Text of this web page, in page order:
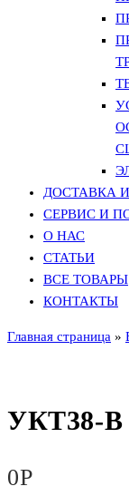
ДОСТАВКА
СЕРВИС И
О НАС
СТАТЬИ
ВСЕ ТОВАРЫ
КОНТАКТЫ
Главная страница »
УКТ38-В
0Р